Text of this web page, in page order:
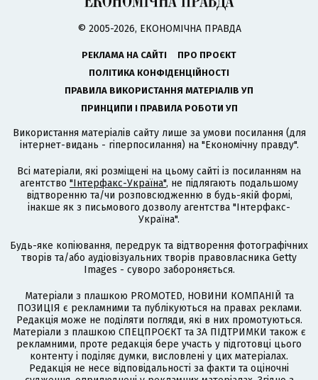
© 2005-2026, ЕКОНОМІЧНА ПРАВДА
РЕКЛАМА НА САЙТІ
ПРО ПРОЄКТ
ПОЛІТИКА КОНФІДЕНЦІЙНОСТІ
ПРАВИЛА ВИКОРИСТАННЯ МАТЕРІАЛІВ УП
ПРИНЦИПИ І ПРАВИЛА РОБОТИ УП
Використання матеріалів сайту лише за умови посилання (для
інтернет-видань - гіперпосилання) на "Економічну правду".
Всі матеріали, які розміщені на цьому сайті із посиланням на
агентство "Інтерфакс-Україна", не підлягають подальшому
відтворенню та/чи розповсюдженню в будь-якій формі,
інакше як з письмового дозволу агентства "Інтерфакс-
Україна".
Будь-яке копіювання, передрук та відтворення фотографічних
творів та/або аудіовізуальних творів правовласника Getty
Images - суворо забороняється.
Матеріали з плашкою PROMOTED, НОВИНИ КОМПАНІЙ та
ПОЗИЦІЯ є рекламними та публікуються на правах реклами.
Редакція може не поділяти погляди, які в них промотуються.
Матеріали з плашкою СПЕЦПРОЄКТ та ЗА ПІДТРИМКИ також є
рекламними, проте редакція бере участь у підготовці цього
контенту і поділяє думки, висловлені у цих матеріалах.
Редакція не несе відповідальності за факти та оціночні